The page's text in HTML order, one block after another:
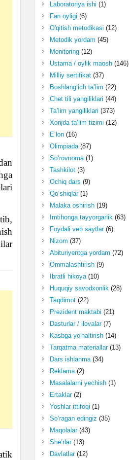
Laboratoriya ishi (1)
Fan oyligi (6)
O'qitish metodikasi (12)
Metodik yordam (45)
Monitoring(12)
Ustama / oylik maosh(146)
Milliy sertifikat(37)
Boshlang‘ich ta’lim (22)
Chet tili yangiliklari (44)
Ta’lim yangiliklari (373)
Xorijda ta’lim tizimi (12)
E’lon(16)
Olimpiada(87)
So‘rovnoma(1)
Tashkilot(3)
Ochiq dars (9)
Qo‘shiqlar(1)
Malaka oshirish(19)
Imtihonga tayyorgarlik(63)
Foydali veb saytlar(6)
Nizom (37)
Abituriyentga yordam (72)
Ommalashtirish(9)
Ibratli hikoya(10)
Huquqiy savodxonlik(28)
Taqdimot(22)
Prezident maktabi (21)
Dasturlar / ilovalar(7)
Kasbga yo'naltirish(14)
Tarqatma materiallar(13)
Dars ishlanma(34)
Reklama(2)
Masalalarni yechish(1)
Ertaklar(2)
Yoshlar ittifoqi (1)
So‘ragan edingiz (35)
Maqolalar(43)
She’rlar(13)
Davlatlar(12)